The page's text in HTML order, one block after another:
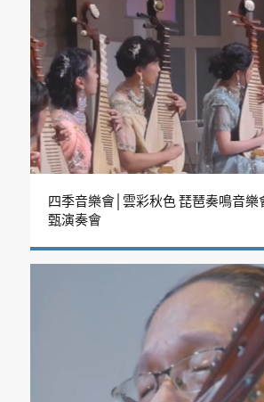
四季音樂會│雲彩秋色 琵琶奏鳴音樂
甄演奏會